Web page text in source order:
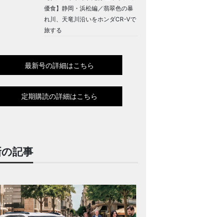
優食】静岡・浜松編／翡翠色の暴
れ川、天竜川沿いをホンダCR-Vで
旅する
最新号の詳細はこちら
定期購読の詳細はこちら
記事